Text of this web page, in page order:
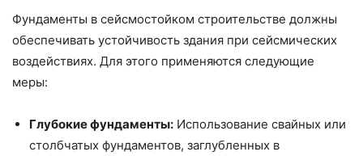
Фундаменты в сейсмостойком строительстве должны
обеспечивать устойчивость здания при сейсмических
воздействиях. Для этого применяются следующие
меры:
Глубокие фундаменты: Использование свайных или
столбчатых фундаментов, заглубленных в